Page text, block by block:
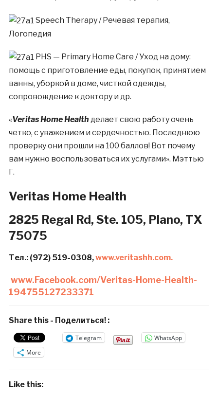
Speech Therapy / Речевая терапия,
Логопедия
PHS — Primary Home Care / Уход на дому:
помощь с приготовление еды, покупок, принятием
ванны, уборкой в доме, чисткой одежды,
сопровождение к доктору и др.
«Veritas Home Health делает свою работу очень
четко, с уважением и сердечностью. Последнюю
проверку они прошли на 100 баллов! Вот почему
вам нужно воспользоваться их услугами». Мэттью
Г.
Veritas Home Health
2825 Regal Rd, Ste. 105, Plano, TX
75075
Тел.: (972) 519-0308,www.veritashh.com.
www.Facebook.com/Veritas-Home-Health-
194755127233371
Share this - Поделиться! :
Telegram
WhatsApp
More
Like this: